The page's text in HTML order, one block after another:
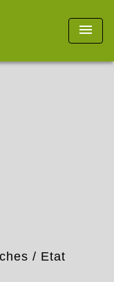
menu
/ Etat